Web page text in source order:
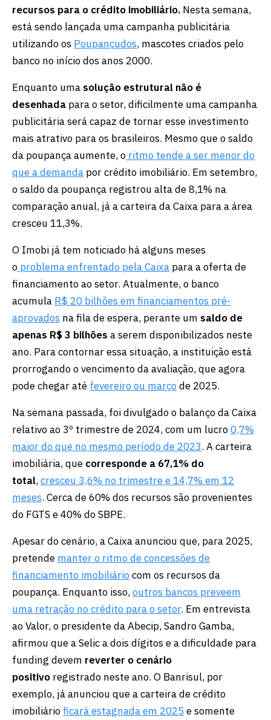
recursos para o crédito imobiliário. Nesta semana,
está sendo lançada uma campanha publicitária
utilizando os Poupançudos, mascotes criados pelo
banco no início dos anos 2000.
Enquanto uma solução estrutural não é
desenhada para o setor, dificilmente uma campanha
publicitária será capaz de tornar esse investimento
mais atrativo para os brasileiros. Mesmo que o saldo
da poupança aumente, o ritmo tende a ser menor do
que a demanda por crédito imobiliário. Em setembro,
o saldo da poupança registrou alta de 8,1% na
comparação anual, já a carteira da Caixa para a área
cresceu 11,3%.
O Imobi já tem noticiado há alguns meses
o problema enfrentado pela Caixa para a oferta de
financiamento ao setor. Atualmente, o banco
acumula R$ 20 bilhões em financiamentos pré-
aprovados na fila de espera, perante um saldo de
apenas R$ 3 bilhões a serem disponibilizados neste
ano. Para contornar essa situação, a instituição está
prorrogando o vencimento da avaliação, que agora
pode chegar até fevereiro ou marçode 2025.
Na semana passada, foi divulgado o balanço da Caixa
relativo ao 3º trimestre de 2024, com um lucro0,7%
maior do que no mesmo período de 2023. A carteira
imobiliária, que corresponde a 67,1% do
total,cresceu 3,6% no trimestre e 14,7% em 12
meses. Cerca de 60% dos recursos são provenientes
do FGTS e 40% do SBPE.
Apesar do cenário, a Caixa anunciou que, para 2025,
pretende manter o ritmo de concessões de
financiamento imobiliáriocom os recursos da
poupança. Enquanto isso,outros bancos preveem
uma retração no crédito para o setor. Em entrevista
ao Valor, o presidente da Abecip, Sandro Gamba,
afirmou que a Selic a dois dígitos e a dificuldade para
funding devem reverter o cenário
positivo registrado neste ano. O Banrisul, por
exemplo, já anunciou que a carteira de crédito
imobiliárioficará estagnada em 2025 e somente